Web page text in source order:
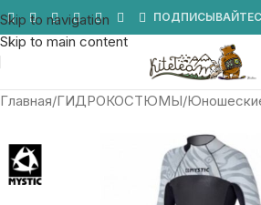
Skip to navigation
Skip to main content
Главная/ГИДРОКОСТЮМЫ/